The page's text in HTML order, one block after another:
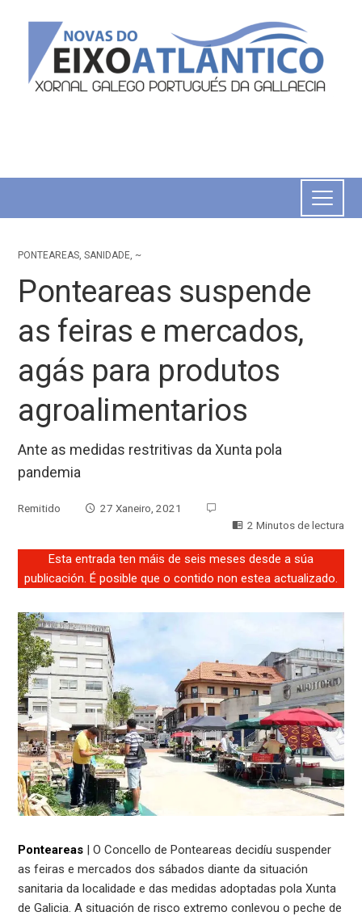
PONTEAREAS,SANIDADE, ~
Ponteareas suspende
as feiras e mercados,
agás para produtos
agroalimentarios
Ante as medidas restritivas da Xunta pola
pandemia
Remitido
27 Xaneiro, 2021
2 Minutos de lectura
Esta entrada ten máis de seis meses desde a súa
publicación. É posible que o contido non estea actualizado.
Ponteareas | O Concello de Ponteareas decidíu suspender
as feiras e mercados dos sábados diante da situación
sanitaria da localidade e das medidas adoptadas pola Xunta
de Galicia. A situación de risco extremo conlevou o peche de